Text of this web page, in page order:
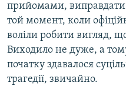
прийомами, виправдати
той момент, коли
воліли робити вигляд,
Виходило не дуже, а
початку здавалося
трагедії, звичайно.